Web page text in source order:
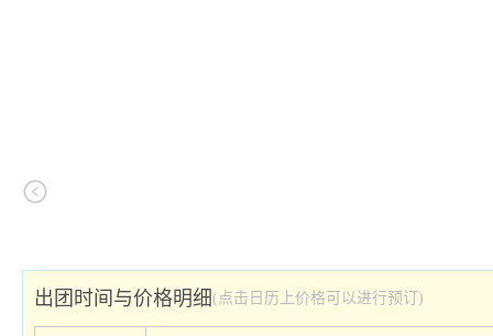
出团时间与价格明细(点击日历上价格可以进行预订)